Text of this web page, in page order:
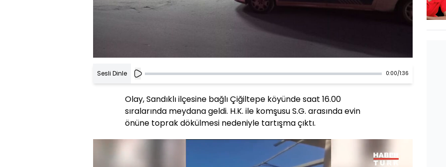
Sesli Dinle 0:00/1:36
Olay, Sandıklı ilçesine bağlı Çiğiltepe köyünde saat 16.00
sıralarında meydana geldi. H.K. ile komşusu S.G. arasında evin
önüne toprak dökülmesi nedeniyle tartışma çıktı.